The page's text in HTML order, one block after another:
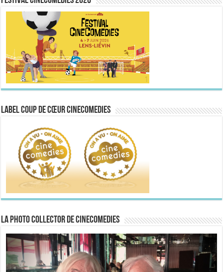
Label Coup de Cœur CineComedies
La Photo collector de CineComedies